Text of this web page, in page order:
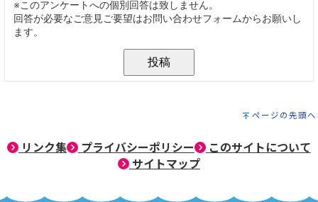
ページの先頭へ
リンク集 プライバシーポリシー
このサイトについて
サイトマップ